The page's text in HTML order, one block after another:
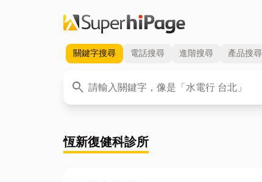
關鍵字搜尋 電話搜尋 進階搜尋 產品搜尋
search
關鍵字
恆新復健科診所